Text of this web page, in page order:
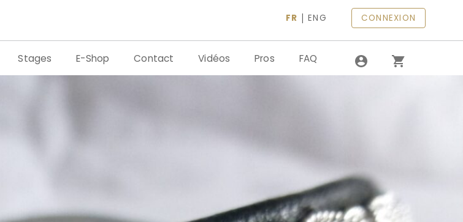
FR |ENG CONNEXION
Stages E-Shop Contact Vidéos Pros FAQ